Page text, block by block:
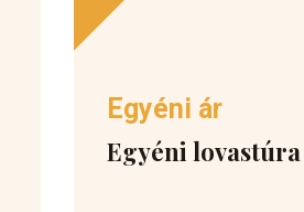
Egyéni ár
Egyéni lovastúra